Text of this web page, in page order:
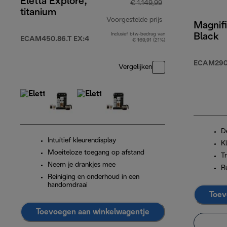
titanium
ECAM450.86.T EX:4
€ 1.149,99
Voorgestelde prijs
originele prijs €
Inclusief btw-bedrag van
€ 169,91 (21%)
Vergelijken
Intuïtief kleurendisplay
Moeiteloze toegang op afstand
Neem je drankjes mee
Reiniging en onderhoud in een
handomdraai
Toevoegen aan winkelwagentje
Black